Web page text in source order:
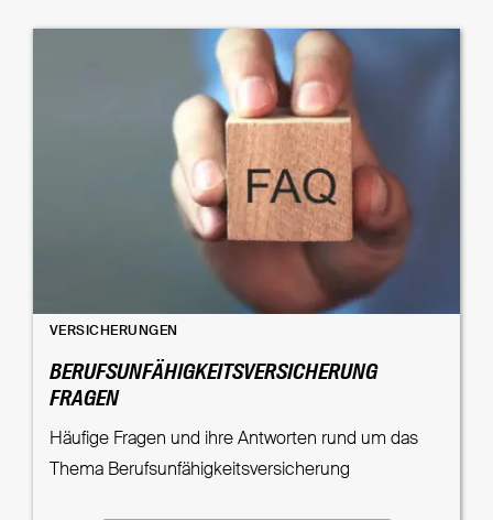
VERSICHERUNGEN
BERUFSUNFÄHIGKEITSVERSICHERUNG
FRAGEN
Häufige Fragen und ihre Antworten rund um das
Thema Berufsunfähigkeitsversicherung